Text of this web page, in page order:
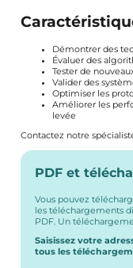
Démontrer des
Évaluer des
Tester de
Valider des
Optimiser les
Améliorer les
levée
Contactez notre
PDF et
Vous pouvez
les téléchargements
PDF. Un
Saisissez votre
tous les